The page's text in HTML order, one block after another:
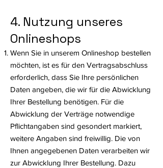
4. Nutzung unseres
Onlineshops
Wenn Sie in unserem Onlineshop bestellen
möchten, ist es für den Vertragsabschluss
erforderlich, dass Sie Ihre persönlichen
Daten angeben, die wir für die Abwicklung
Ihrer Bestellung benötigen. Für die
Abwicklung der Verträge notwendige
Pflichtangaben sind gesondert markiert,
weitere Angaben sind freiwillig. Die von
Ihnen angegebenen Daten verarbeiten wir
zur Abwicklung Ihrer Bestellung. Dazu